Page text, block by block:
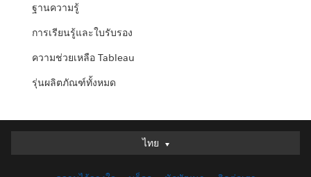
ฐานความรู้
การเรียนรู้และใบรับรอง
ความช่วยเหลือ Tableau
รุ่นผลิตภัณฑ์ทั้งหมด
ไทย
ไทย